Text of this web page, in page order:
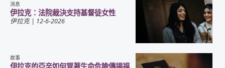
消息
伊拉克：法院裁決支持基督徒女性
伊拉克| 12-6-2026
故事